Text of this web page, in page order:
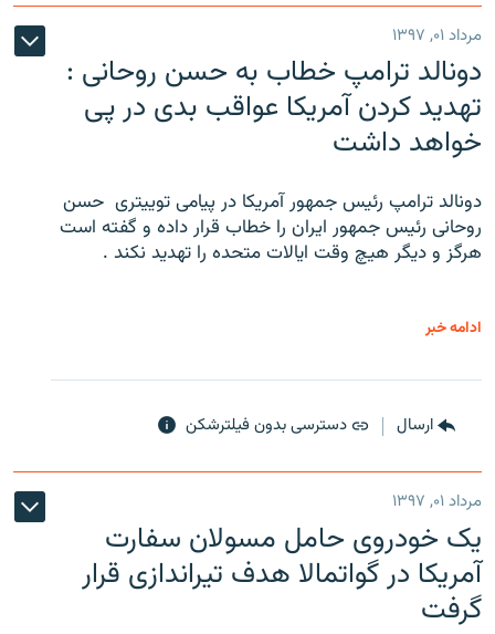
مرداد ۰۱, ۱۳۹۷
دونالد ترامپ خطاب به حسن روحانی :
تهدید کردن آمریکا عواقب بدی در پی
خواهد داشت
دونالد ترامپ رئیس جمهور آمریکا در پیامی توییتری ‌ حسن
روحانی رئیس جمهور ایران را خطاب قرار داده و گفته است
هرگز و دیگر هیچ وقت ایالات متحده را تهدید نکند .
ادامه خبر
ارسال دسترسی بدون فیلترشکن
مرداد ۰۱, ۱۳۹۷
یک خودروی حامل مسولان سفارت
آمریکا در گواتمالا هدف تیراندازی قرار
گرفت